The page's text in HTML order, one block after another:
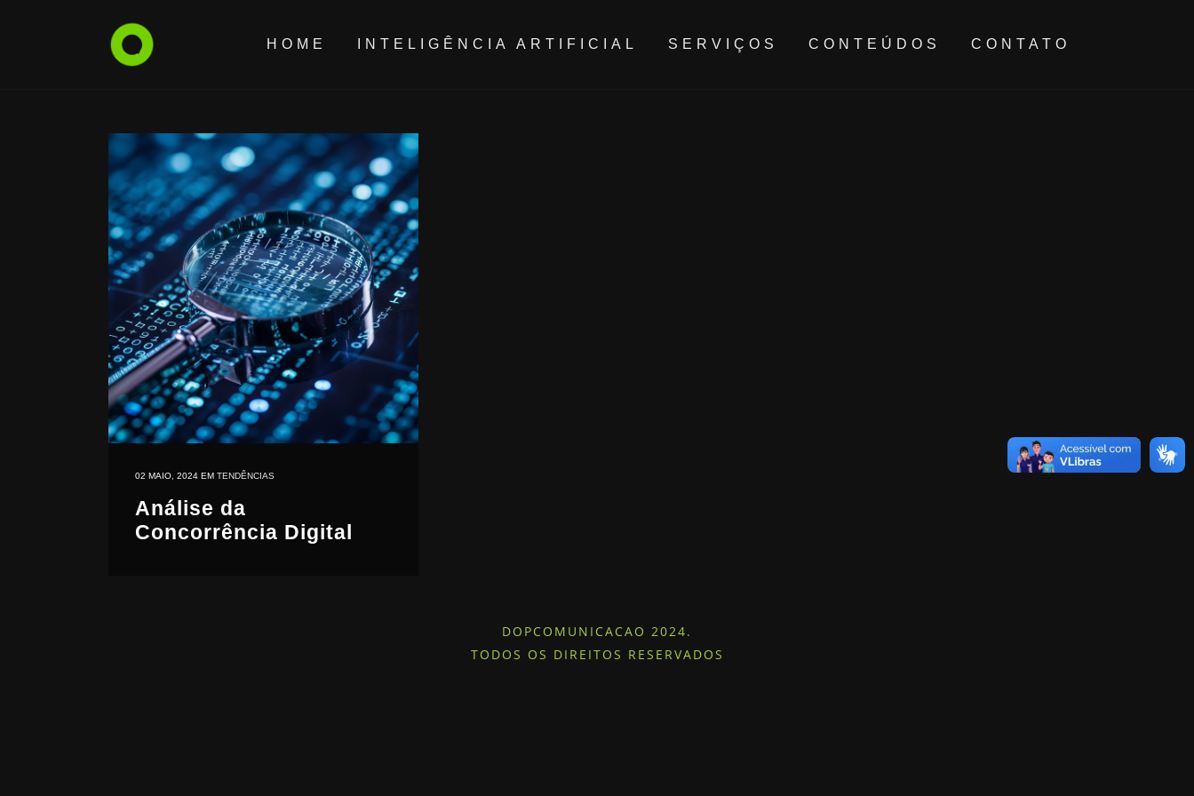
HOME INTELIGÊNCIA ARTIFICIAL SERVIÇOS CONTEÚDOS CONTATO
02 MAIO, 2024 EM TENDÊNCIAS
Análise da
Concorrência Digital
DOPCOMUNICACAO 2024.
TODOS OS DIREITOS RESERVADOS